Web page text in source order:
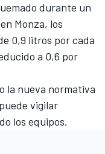
durante un
Monza, los
0,9 litros por cada
a 0,6 por
la nueva normativa
vigilar
los equipos.